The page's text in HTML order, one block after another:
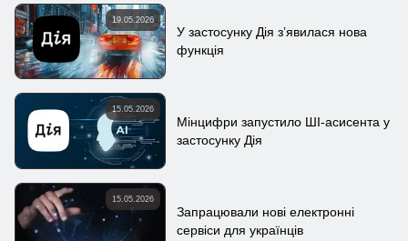
19.05.2026
У застосунку Дія зʼявилася нова
функція
15.05.2026
Мінцифри запустило ШІ-асисента у
застосунку Дія
15.05.2026
Запрацювали нові електронні
сервіси для українців